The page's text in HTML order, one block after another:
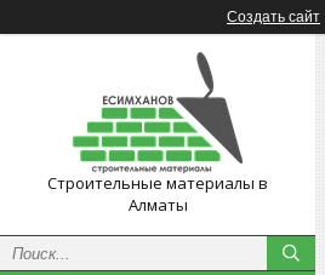
Создать сайт
Строительные материалы в
Алматы